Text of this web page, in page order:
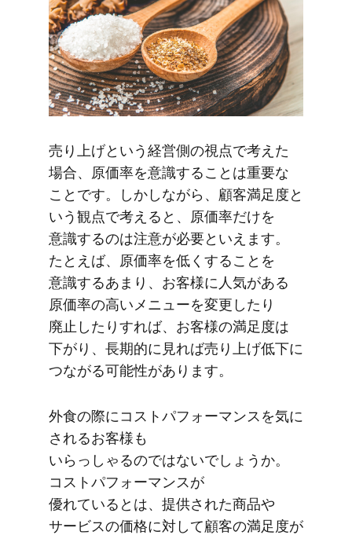
売り上げと​いう​経営側の​視点で​考えた​
場合、​原価率を​意識する​ことは​重要な​
ことです。​しかしながら、​顧客満足度と​
いう​観点で​考えると、​原価率だけを​
意識するのは​注意が​必要と​いえます。​
たとえば、​原価率を​低く​する​ことを​
意識する​あまり、​お客様に​人気が​ある​
原価率の​高い​メニューを​変更したり​
廃止したりすれば、​お客様の​満足度は​
下がり、​長期的に​見れば​売り上げ低下に​
つながる​可能性が​あります。
外食の​際に​コストパフォーマンスを​気に​
される​お客様も​
いらっしゃるのではないでしょうか。​
コストパフォーマンスが​
優れているとは、​提供された​商品や​
サービスの​価格に​対して​顧客の​満足度が​